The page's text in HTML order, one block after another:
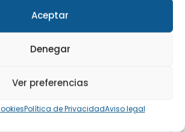
Aceptar
Denegar
Ver preferencias
Política de PrivacidadAviso legal
cuesta una oposición?